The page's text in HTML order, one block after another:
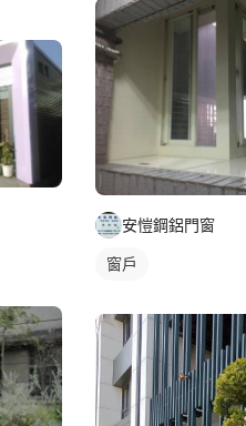
安愷鋼鋁門窗
窗戶